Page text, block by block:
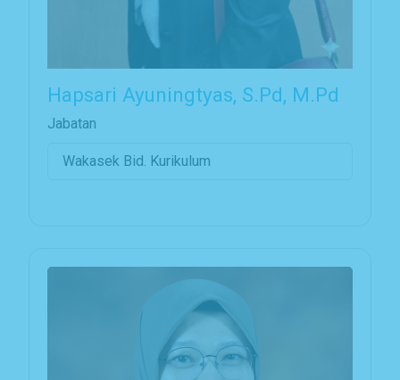
Hapsari Ayuningtyas, S.Pd, M.Pd
Jabatan
Wakasek Bid. Kurikulum